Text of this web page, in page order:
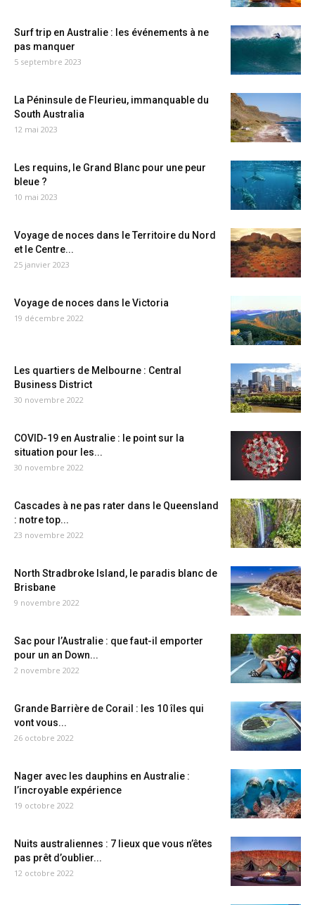
Surf trip en Australie : les événements à ne
pas manquer
5 septembre 2023
La Péninsule de Fleurieu, immanquable du
South Australia
12 mai 2023
Les requins, le Grand Blanc pour une peur
bleue ?
10 mai 2023
Voyage de noces dans le Territoire du Nord
et le Centre...
25 janvier 2023
Voyage de noces dans le Victoria
19 décembre 2022
Les quartiers de Melbourne : Central
Business District
30 novembre 2022
COVID-19 en Australie : le point sur la
situation pour les...
30 novembre 2022
Cascades à ne pas rater dans le Queensland
: notre top...
23 novembre 2022
North Stradbroke Island, le paradis blanc de
Brisbane
9 novembre 2022
Sac pour l’Australie : que faut-il emporter
pour un an Down...
2 novembre 2022
Grande Barrière de Corail : les 10 îles qui
vont vous...
26 octobre 2022
Nager avec les dauphins en Australie :
l’incroyable expérience
19 octobre 2022
Nuits australiennes : 7 lieux que vous n’êtes
pas prêt d’oublier...
12 octobre 2022